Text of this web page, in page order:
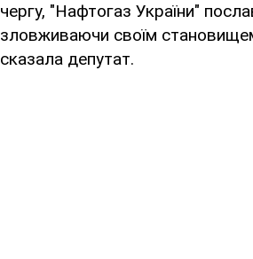
чергу, "Нафтогаз України"
зловживаючи своїм
сказала депутат.